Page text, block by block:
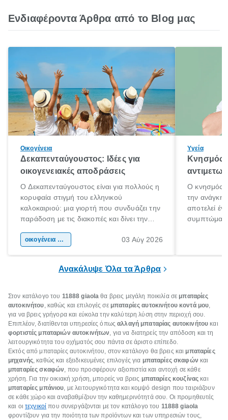
Ενδιαφέροντα Άρθρα από το Blog μας
Οικογένεια
Δεκαπενταύγουστος: Ιδέες για
οικογενειακές αποδράσεις
Ο Δεκαπενταύγουστος είναι για πολλούς η
κορυφαία στιγμή του ελληνικού
καλοκαιριού: μια γιορτή που συνδυάζει την
παράδοση με τις διακοπές και δίνει την
χώρας. Είτε πρόκειται για λίγες μέρες
οικογένεια & παιδί 03 Αύγ 2026
Υγεία
Κνησμός:
Ο κνησμός
την ανάγκη
αποτελεί
Ανακάλυψε Όλα τα Άρθρα
Στον κατάλογο του 11888 giaola θα βρεις μεγάλη ποικιλία σε μπαταρίες
αυτοκινήτου, καθώς και επιλογές σε μπαταρίες αυτοκινήτου κοντά μου,
για να βρεις γρήγορα και εύκολα την καλύτερη λύση στην περιοχή σου.
Επιπλέον, διατίθενται υπηρεσίες όπωςαλλαγή μπαταρίας αυτοκινήτου και
φορτιστές μπαταριών αυτοκινήτων, για να διατηρείς την απόδοση και τη
λειτουργικότητα του οχήματός σου πάντα σε άριστο επίπεδο.
Εκτός από μπαταρίες αυτοκινήτου, στον κατάλογο θα βρεις και μπαταρίες
μηχανής, καθώς και εξειδικευμένες επιλογές για μπαταρίες σκαφών και
μπαταρίες σκαφών, που προσφέρουν αξιοπιστία και αντοχή σε κάθε
χρήση. Για την οικιακή χρήση, μπορείς να βρεις μπαταρίες κουζίνας και
μπαταρίες μπάνιου, με λειτουργικότητα και κομψό design που ταιριάζουν
σε κάθε χώρο και αναβαθμίζουν την καθημερινότητά σου. Οι προμηθευτές
και οι τεχνικοί που συνεργάζονται με τον κατάλογο του 11888 giaola
φροντίζουν για την ποιότητα των προϊόντων και των υπηρεσιών τους,